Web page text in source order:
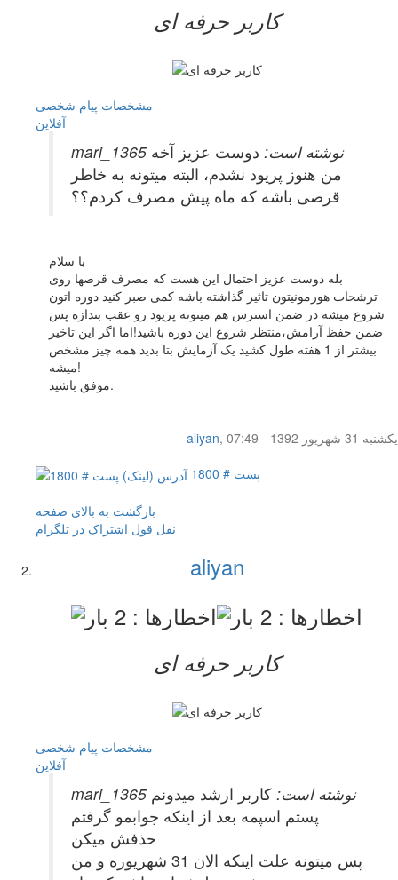
کاربر حرفه ای
مشخصات پیام شخصی
آفلاين
mari_1365 نوشته است: دوست عزیز آخه
من هنوز پریود نشدم، البته میتونه به خاطر
قرصی باشه که ماه پیش مصرف کردم؟؟
با سلام
بله دوست عزیز احتمال این هست که مصرف قرصها روی
ترشحات هورمونیتون تاثیر گذاشته باشه کمی صبر کنید دوره اتون
شروع میشه در ضمن استرس هم میتونه پریود رو عقب بندازه پس
ضمن حفظ آرامش،منتظر شروع این دوره باشید!اما اگر این تاخیر
بیشتر از 1 هفته طول کشید یک آزمایش بتا بدید همه چیز مشخص
میشه!
موفق باشید.
aliyan,
یکشنبه 31 شهریور 1392 - 07:49
پست # 1800
بازگشت به بالای صفحه
نقل قول اشتراک در تلگرام
aliyan
کاربر حرفه ای
مشخصات پیام شخصی
آفلاين
mari_1365 نوشته است: کاربر ارشد میدونم
پستم اسپمه بعد از اینکه جوابمو گرفتم
حذفش میکن
پس میتونه علت اینکه الان 31 شهریوره و من